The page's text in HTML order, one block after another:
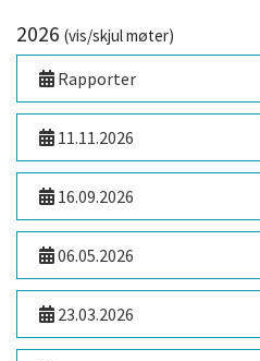
2026 (vis/skjul møter)
Rapporter
11.11.2026
16.09.2026
06.05.2026
23.03.2026